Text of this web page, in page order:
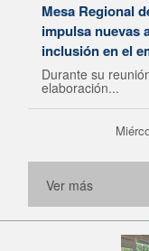
Mesa Regional
impulsa nuevas
inclusión en el
Durante su
elaboración...
Ver más